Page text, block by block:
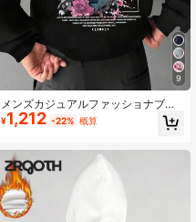
9
メンズカジュアルファッショナブル
ストリートスタイル日常通勤アニメ
キャラクタースローガンプリントカ
パーカー、秋冬
¥1,212 -22% 概算